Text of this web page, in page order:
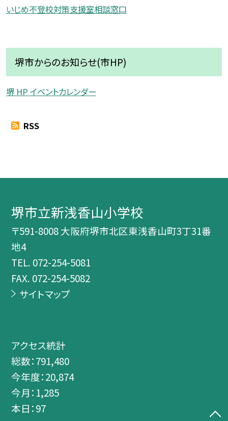
いじめ不登校対策支援室相談窓口
堺市からのお知らせ(市HP)
堺 HP イベントカレンダー
RSS
堺市立新浅香山小学校
〒591-8008 大阪府堺市北区東浅香山町3丁31番
地4
TEL. 072-254-5081
FAX. 072-254-5082
サイトマップ
アクセス統計
総数：791,480
今年度：20,874
今月： 1,285
本日：97